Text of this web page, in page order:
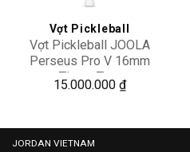
Vợt Pickleball
Vợt Pickleball JOOLA
Perseus Pro V 16mm
Titans Tour
15.000.000 ₫
JORDAN VIETNAM